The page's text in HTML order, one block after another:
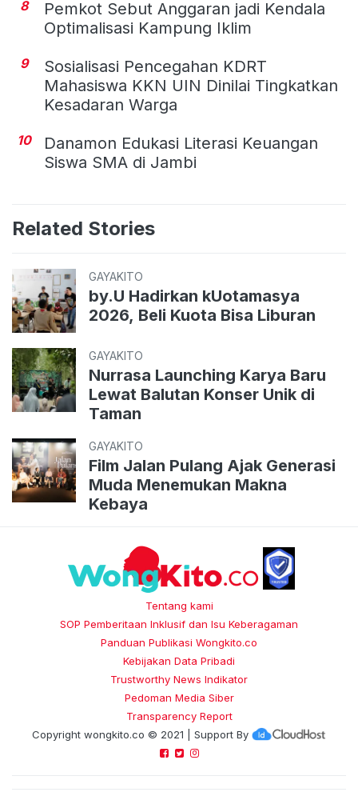
8
Pemkot Sebut Anggaran jadi Kendala
Optimalisasi Kampung Iklim
9
Sosialisasi Pencegahan KDRT
Mahasiswa KKN UIN Dinilai Tingkatkan
Kesadaran Warga
10
Danamon Edukasi Literasi Keuangan
Siswa SMA di Jambi
Related Stories
GAYAKITO
by.U Hadirkan kUotamasya
2026, Beli Kuota Bisa Liburan
GAYAKITO
Nurrasa Launching Karya Baru
Lewat Balutan Konser Unik di
Taman
GAYAKITO
Film Jalan Pulang Ajak Generasi
Muda Menemukan Makna
Kebaya
Tentang kami
SOP Pemberitaan Inklusif dan Isu Keberagaman
Panduan Publikasi Wongkito.co
Kebijakan Data Pribadi
Trustworthy News Indikator
Pedoman Media Siber
Transparency Report
Copyright wongkito.co © 2021 | Support By